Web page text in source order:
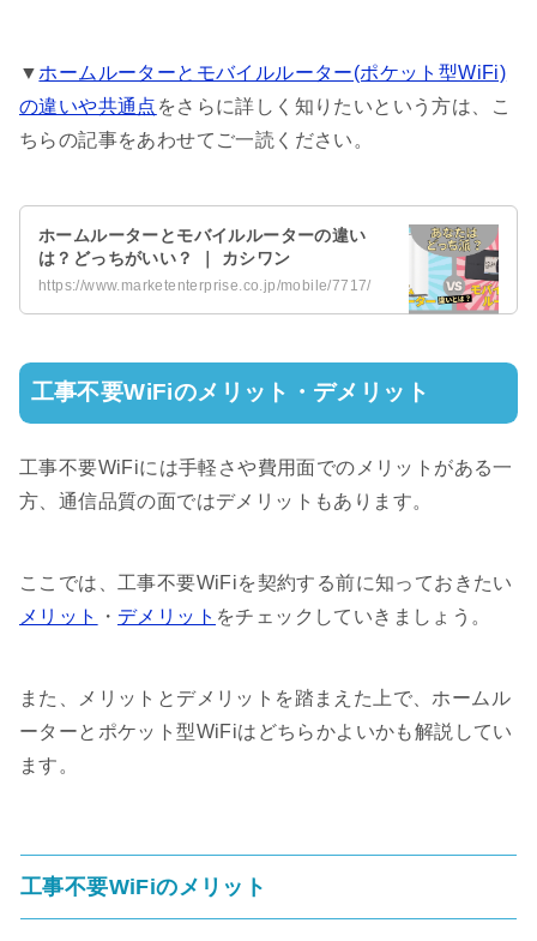
▼ ホームルーターとモバイルルーター(ポケット型WiFi)
の違いや共通点 をさらに詳しく知りたいという方は、こ
ちらの記事をあわせてご一読ください。
ホームルーターとモバイルルーターの違い
は？どっちがいい？ ｜ カシワン
https://www.marketenterprise.co.jp/mobile/7717/
工事不要WiFiのメリット・デメリット
工事不要WiFiには手軽さや費用面でのメリットがある一
方、通信品質の面ではデメリットもあります。
ここでは、工事不要WiFiを契約する前に知っておきたい
メリット
・ デメリット をチェックしていきましょう。
また、メリットとデメリットを踏まえた上で、ホームル
ーターとポケット型WiFiはどちらかよいかも解説してい
ます。
工事不要WiFiのメリット